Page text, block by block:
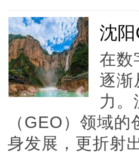
沈
在数
逐渐
力。
（GEO）领域
身发展，更折射